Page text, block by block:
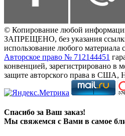
© Копирование любой
ЗАПРЕЩЕНО, без указания
использование любого материала
Авторское право № 712144451
конвенцией, зарегистрировано в
защите авторского права в США,
Спасибо за Ваш заказ!
Мы свяжемся с Вами в самое